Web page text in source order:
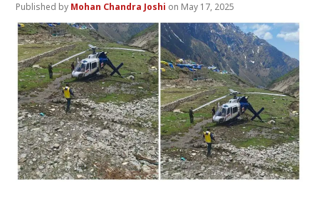
Mohan Chandra Joshi May 17, 2025